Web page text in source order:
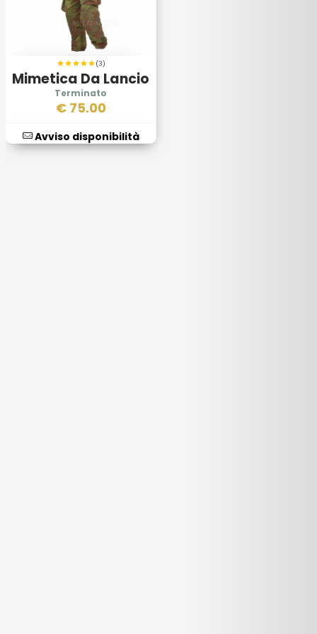
(3)
Mimetica Da Lancio
Folgore
€ 75.00
Avviso disponibilità